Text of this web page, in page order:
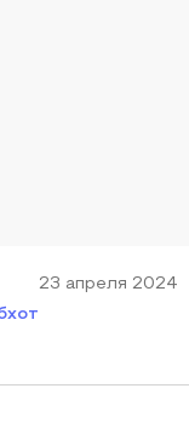
23 апреля 2024